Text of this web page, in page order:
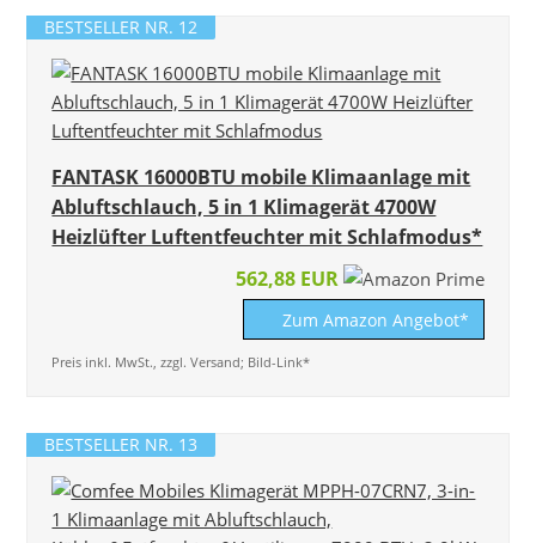
BESTSELLER NR. 12
FANTASK 16000BTU mobile Klimaanlage mit
Abluftschlauch, 5 in 1 Klimagerät 4700W
Heizlüfter Luftentfeuchter mit Schlafmodus*
562,88 EUR
Zum Amazon Angebot*
Preis inkl. MwSt., zzgl. Versand; Bild-Link*
BESTSELLER NR. 13